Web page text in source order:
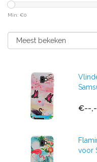
Min: €0
€--
voor